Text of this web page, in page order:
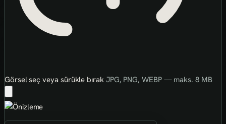
Görsel seç veya sürükle bırak JPG, PNG, WEBP — maks. 8 MB